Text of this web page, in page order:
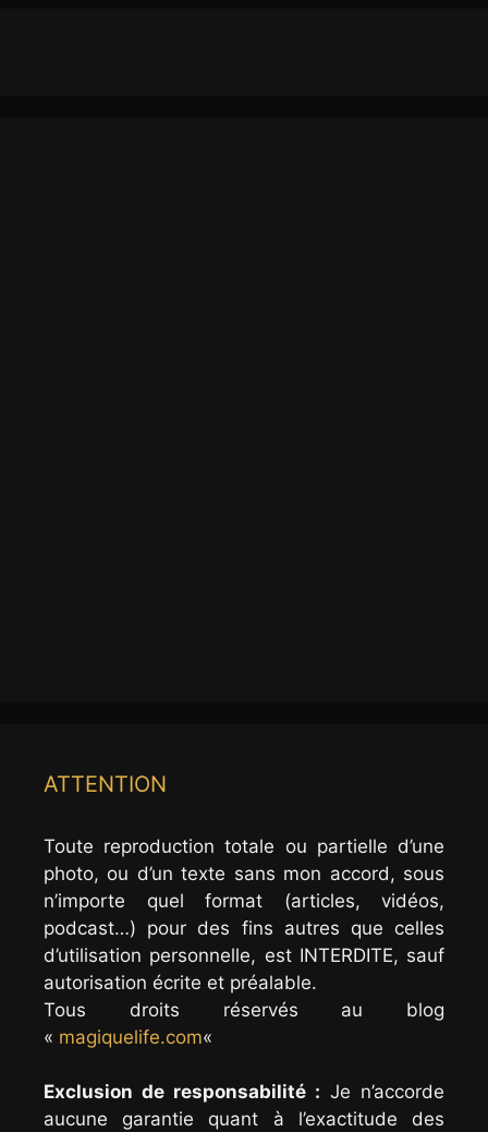
ATTENTION
Toute reproduction totale ou partielle d’une
photo, ou d’un texte sans mon accord, sous
n’importe quel format (articles, vidéos,
podcast…) pour des fins autres que celles
d’utilisation personnelle, est INTERDITE, sauf
autorisation écrite et préalable.
Tous droits réservés au blog
« magiquelife.com«
Exclusion de responsabilité : Je n’accorde
aucune garantie quant à l’exactitude des